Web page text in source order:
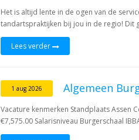
Het is altijd lente in de ogen van de
tandartspraktijken bij jou in de regio! Dit
Lees verder
1 aug 2026 Algemeen
Vacature kenmerken Standplaats Assen
€7,575.00 Salarisniveau Burgerschaal